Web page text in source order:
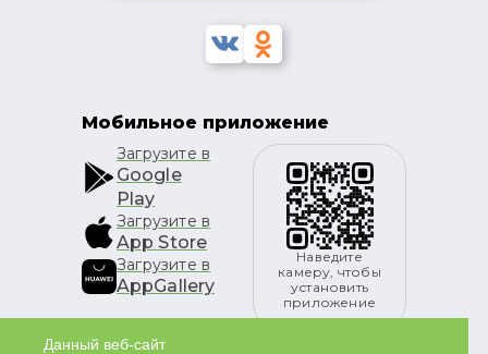
Мобильное приложение
Загрузите в
Google
Play
Загрузите в
App Store
Загрузите в
AppGallery
Наведите
камеру, чтобы
установить
приложение
Данный веб-сайт